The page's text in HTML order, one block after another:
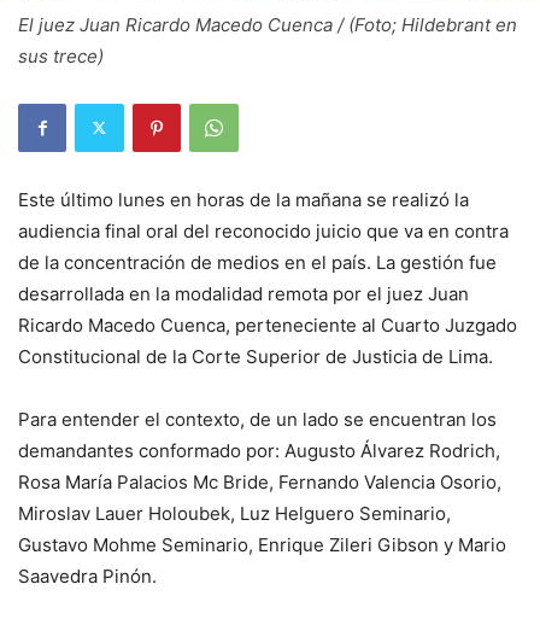
El juez Juan Ricardo Macedo Cuenca / (Foto; Hildebrant en
sus trece)
Este último lunes en horas de la mañana se realizó la
audiencia final oral del reconocido juicio que va en contra
de la concentración de medios en el país. La gestión fue
desarrollada en la modalidad remota por el juez Juan
Ricardo Macedo Cuenca, perteneciente al Cuarto Juzgado
Constitucional de la Corte Superior de Justicia de Lima.
Para entender el contexto, de un lado se encuentran los
demandantes conformado por: Augusto Álvarez Rodrich,
Rosa María Palacios Mc Bride, Fernando Valencia Osorio,
Miroslav Lauer Holoubek, Luz Helguero Seminario,
Gustavo Mohme Seminario, Enrique Zileri Gibson y Mario
Saavedra Pinón.